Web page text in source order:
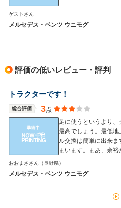
WLTCモード
燃費
排気量
駆動方式
-
2297～2996cc
ゲストさん
メルセデス・ベンツ ウニモグ
評価の低いレビュー・評判
トラクターです！
総合評価 3点
足に使うというより
最高でしょう。最低地
ル交換は簡単に出来ま
まいます。まあ、余
すね。
おおまささん （長野県）
メルセデス・ベンツ ウニモグ